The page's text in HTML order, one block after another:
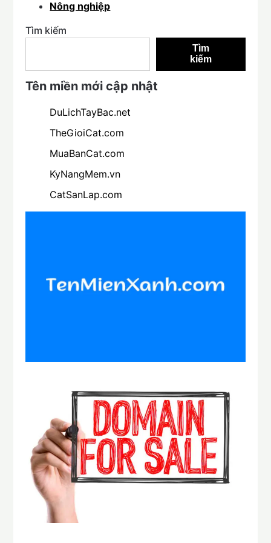
Nông nghiệp
Tìm kiếm
Tìm
kiếm
Tên miền mới cập nhật
DuLichTayBac.net
TheGioiCat.com
MuaBanCat.com
KyNangMem.vn
CatSanLap.com